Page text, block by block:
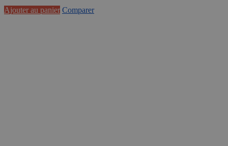
Ajouter au panier Comparer